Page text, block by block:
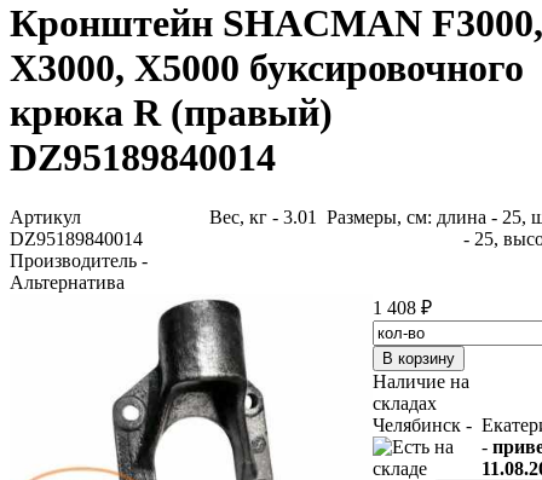
Кронштейн SHACMAN F3000,
X3000, X5000 буксировочного
крюка R (правый)
DZ95189840014
Артикул
DZ95189840014
Производитель -
Альтернатива
Вес, кг - 3.01 Размеры, см: длина - 25,
- 25,
1 408 ₽
Наличие на
складах
Челябинск -
-